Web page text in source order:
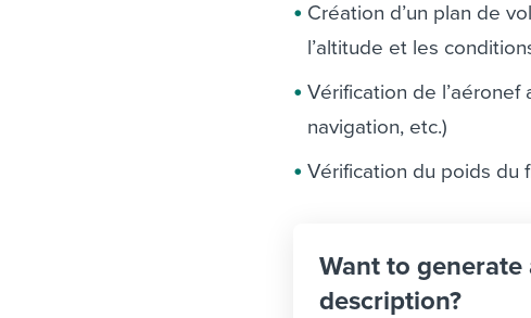
Création d’un plan de
l’altitude et les
Vérification de
navigation, etc.)
Vérification du poids du
Want to
description?